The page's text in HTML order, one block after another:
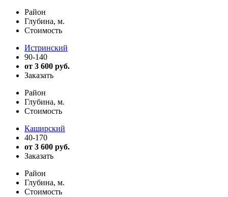
Район
Глубина, м.
Стоимость
Истринский
90-140
от 3 600 руб.
Заказать
Район
Глубина, м.
Стоимость
Каширский
40-170
от 3 600 руб.
Заказать
Район
Глубина, м.
Стоимость